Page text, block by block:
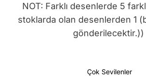
NOT: Farklı desenlerde 5
stoklarda olan desenlerden 1
gönderilecektir.))
Çok Sevilenler